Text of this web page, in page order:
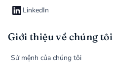
LinkedIn
Giới thiệu về chúng tôi
Sứ mệnh của chúng tôi